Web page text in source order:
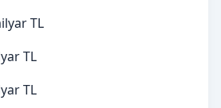
TL
TL
TL